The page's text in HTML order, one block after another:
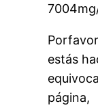
estás
página,